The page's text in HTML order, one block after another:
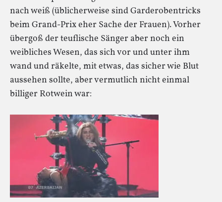
nach weiß (üblicherweise sind Garderobentricks
beim Grand-Prix eher Sache der Frauen). Vorher
übergoß der teuflische Sänger aber noch ein
weibliches Wesen, das sich vor und unter ihm
wand und räkelte, mit etwas, das sicher wie Blut
aussehen sollte, aber vermutlich nicht einmal
billiger Rotwein war: